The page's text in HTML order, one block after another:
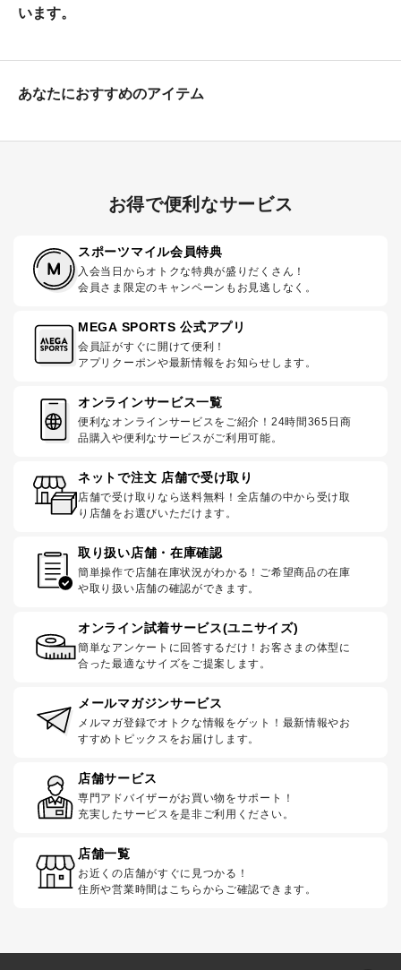
います。
あなたにおすすめのアイテム
お得で便利なサービス
スポーツマイル会員特典
入会当日からオトクな特典が盛りだくさん！
会員さま限定のキャンペーンもお見逃しなく。
MEGA SPORTS 公式アプリ
会員証がすぐに開けて便利！
アプリクーポンや最新情報をお知らせします。
オンラインサービス一覧
便利なオンラインサービスをご紹介！24時間365日商
品購入や便利なサービスがご利用可能。
ネットで注文 店舗で受け取り
店舗で受け取りなら送料無料！全店舗の中から受け取
り店舗をお選びいただけます。
取り扱い店舗・在庫確認
簡単操作で店舗在庫状況がわかる！ご希望商品の在庫
や取り扱い店舗の確認ができます。
オンライン試着サービス(ユニサイズ)
簡単なアンケートに回答するだけ！お客さまの体型に
合った最適なサイズをご提案します。
メールマガジンサービス
メルマガ登録でオトクな情報をゲット！最新情報やお
すすめトピックスをお届けします。
店舗サービス
専門アドバイザーがお買い物をサポート！
充実したサービスを是非ご利用ください。
店舗一覧
お近くの店舗がすぐに見つかる！
住所や営業時間はこちらからご確認できます。